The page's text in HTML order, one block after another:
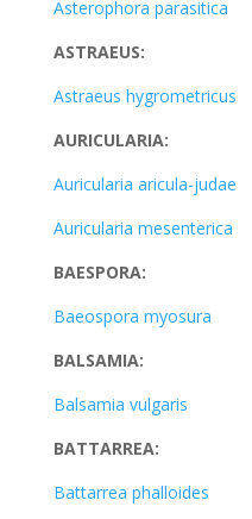
Asterophora parasitica
ASTRAEUS:
Astraeus hygrometricus
AURICULARIA:
Auricularia aricula-judae
Auricularia mesenterica
BAESPORA:
Baeospora myosura
BALSAMIA:
Balsamia vulgaris
BATTARREA:
Battarrea phalloides